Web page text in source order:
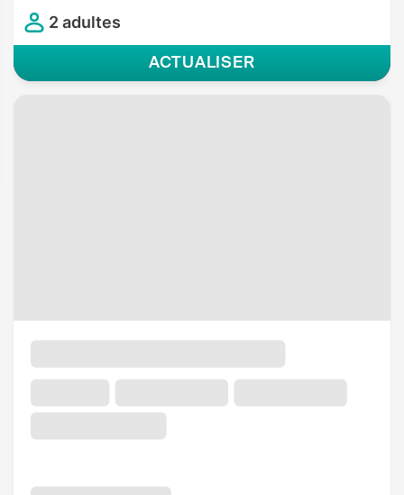
2 adultes
ACTUALISER